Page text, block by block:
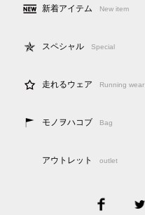
新着アイテム New item
スペシャル Special
走れるウェア Running wear
モノヲハコブ Bag
アウトレット outlet